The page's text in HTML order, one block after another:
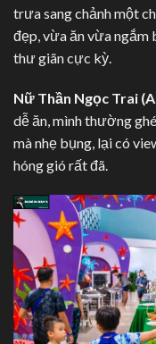
trưa sang chảnh một
đẹp, vừa ăn vừa ngắm
thư giãn cực kỳ.
Nữ Thần Ngọc Trai
dễ ăn, mình thường
mà nhẹ bụng, lại có
hóng gió rất đã.